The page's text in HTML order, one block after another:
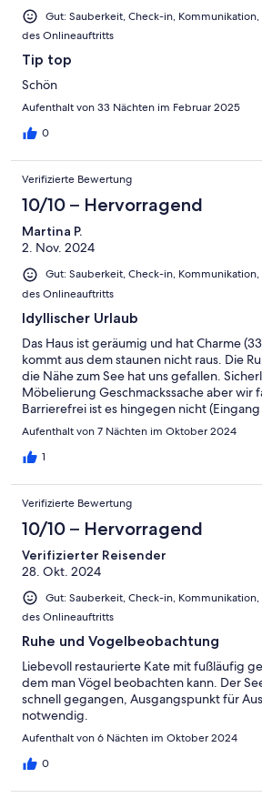
Gut: Sauberkeit, Check-in,
des Onlineauftritts
Tip top
Schön
Aufenthalt von 33 Nächten im Februar 2025
0
Verifizierte Bewertung
10/10 – Hervorragend
Martina P.
2. Nov. 2024
Gut: Sauberkeit, Check-in,
des Onlineauftritts
Idyllischer Urlaub
Das Haus ist geräumig und hat Charme
kommt aus dem staunen nicht raus. Die
die Nähe zum See hat uns gefallen.
Möbelierung Geschmackssache aber wir
Barrierefrei ist es hingegen nicht
Schwellen im Türbereich.) Die
Aufenthalt von 7 Nächten im Oktober 2024
1
Verifizierte Bewertung
10/10 – Hervorragend
Verifizierter Reisender
28. Okt. 2024
Gut: Sauberkeit, Check-in,
des Onlineauftritts
Ruhe und Vogelbeobachtung
Liebevoll restaurierte Kate mit fußläufig
dem man Vögel beobachten kann. Der
schnell gegangen, Ausgangspunkt für
notwendig.
Aufenthalt von 6 Nächten im Oktober 2024
0